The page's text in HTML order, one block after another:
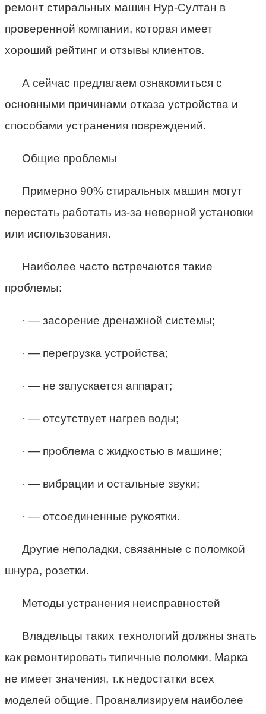
ремонт стиральных машин Нур-Султан в
проверенной компании, которая имеет
хороший рейтинг и отзывы клиентов.
А сейчас предлагаем ознакомиться с
основными причинами отказа устройства и
способами устранения повреждений.
Общие проблемы
Примерно 90% стиральных машин могут
перестать работать из-за неверной установки
или использования.
Наиболее часто встречаются такие
проблемы:
· — засорение дренажной системы;
· — перегрузка устройства;
· — не запускается аппарат;
· — отсутствует нагрев воды;
· — проблема с жидкостью в машине;
· — вибрации и остальные звуки;
· — отсоединенные рукоятки.
Другие неполадки, связанные с поломкой
шнура, розетки.
Методы устранения неисправностей
Владельцы таких технологий должны знать
как ремонтировать типичные поломки. Марка
не имеет значения, т.к недостатки всех
моделей общие. Проанализируем наиболее